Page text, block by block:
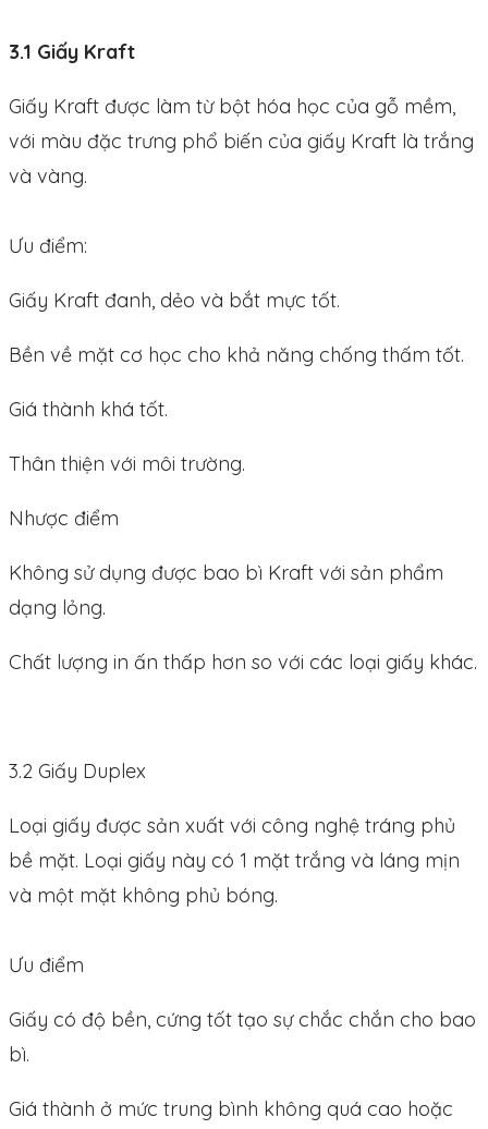
3.1 Giấy Kraft
Giấy Kraft được làm từ bột hóa học của gỗ mềm,
với màu đặc trưng phổ biến của giấy Kraft là trắng
và vàng.
Ưu điểm:
Giấy Kraft đanh, dẻo và bắt mực tốt.
Bền về mặt cơ học cho khả năng chống thấm tốt.
Giá thành khá tốt.
Thân thiện với môi trường.
Nhược điểm
Không sử dụng được bao bì Kraft với sản phẩm
dạng lỏng.
Chất lượng in ấn thấp hơn so với các loại giấy khác.
3.2 Giấy Duplex
Loại giấy được sản xuất với công nghệ tráng phủ
bề mặt. Loại giấy này có 1 mặt trắng và láng mịn
và một mặt không phủ bóng.
Ưu điểm
Giấy có độ bền, cứng tốt tạo sự chắc chắn cho bao
bì.
Giá thành ở mức trung bình không quá cao hoặc